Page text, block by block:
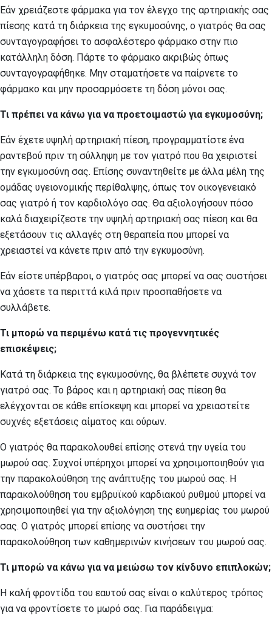
Εάν χρειάζεστε φάρμακα για τον έλεγχο της αρτηριακής σας
πίεσης κατά τη διάρκεια της εγκυμοσύνης, ο γιατρός θα σας
συνταγογραφήσει το ασφαλέστερο φάρμακο στην πιο
κατάλληλη δόση. Πάρτε το φάρμακο ακριβώς όπως
συνταγογραφήθηκε. Μην σταματήσετε να παίρνετε το
φάρμακο και μην προσαρμόσετε τη δόση μόνοι σας.
Τι πρέπει να κάνω για να προετοιμαστώ για εγκυμοσύνη;
Εάν έχετε υψηλή αρτηριακή πίεση, προγραμματίστε ένα
ραντεβού πριν τη σύλληψη με τον γιατρό που θα χειριστεί
την εγκυμοσύνη σας. Επίσης συναντηθείτε με άλλα μέλη της
ομάδας υγειονομικής περίθαλψης, όπως τον οικογενειακό
σας γιατρό ή τον καρδιολόγο σας. Θα αξιολογήσουν πόσο
καλά διαχειρίζεστε την υψηλή αρτηριακή σας πίεση και θα
εξετάσουν τις αλλαγές στη θεραπεία που μπορεί να
χρειαστεί να κάνετε πριν από την εγκυμοσύνη.
Εάν είστε υπέρβαροι, ο γιατρός σας μπορεί να σας συστήσει
να χάσετε τα περιττά κιλά πριν προσπαθήσετε να
συλλάβετε.
Τι μπορώ να περιμένω κατά τις προγεννητικές
επισκέψεις;
Κατά τη διάρκεια της εγκυμοσύνης, θα βλέπετε συχνά τον
γιατρό σας. Το βάρος και η αρτηριακή σας πίεση θα
ελέγχονται σε κάθε επίσκεψη και μπορεί να χρειαστείτε
συχνές εξετάσεις αίματος και ούρων.
Ο γιατρός θα παρακολουθεί επίσης στενά την υγεία του
μωρού σας. Συχνοί υπέρηχοι μπορεί να χρησιμοποιηθούν για
την παρακολούθηση της ανάπτυξης του μωρού σας. Η
παρακολούθηση του εμβρυϊκού καρδιακού ρυθμού μπορεί να
χρησιμοποιηθεί για την αξιολόγηση της ευημερίας του μωρού
σας. Ο γιατρός μπορεί επίσης να συστήσει την
παρακολούθηση των καθημερινών κινήσεων του μωρού σας.
Τι μπορώ να κάνω για να μειώσω τον κίνδυνο επιπλοκών;
Η καλή φροντίδα του εαυτού σας είναι ο καλύτερος τρόπος
για να φροντίσετε το μωρό σας. Για παράδειγμα: